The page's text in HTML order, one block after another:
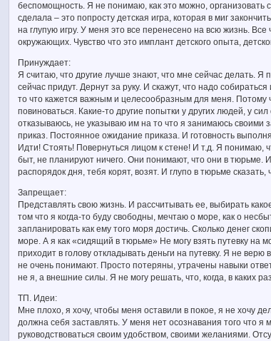
беспомощность. Я не понимаю, как это можно,
сделала – это попросту детская игра, которая в миг
на глупую игру. У меня это все перенесено на всю жизнь.
окружающих. Чувство что это имплант детского опыта,
Принуждает:
Я считаю, что другие лучше знают, что мне сейчас делать. Я
сейчас придут. Дернут за руку. И скажут, что надо
то что кажется важным и целесообразным для меня.
повиноваться. Какие-то другие попытки у других людей, у
отказываюсь, не указываю им на то что я занимаюсь своими
приказ. Постоянное ожидание приказа. И готовность
Идти! Стоять! Повернуться лицом к стене! И т.д. Я понимаю,
быт, не планируют ничего. Они понимают, что они в тюрьме.
распорядок дня, тебя корят, возят. И глупо в тюрьме
Запрещает:
Представлять свою жизнь. И рассчитывать ее, выбирать
том что я когда-то буду свободны, мечтаю о море, как о
запланировать как ему того моря достичь. Сколько денег
море. А я как «сидящий в тюрьме» Не могу взять путевку на
приходит в голову откладывать деньги на путевку. Я не
не очень понимают. Просто потеряны, утрачены навыки
не я, а внешние силы. Я не могу решать, что, когда, в каких
ТП. Идеи:
Мне плохо, я хочу, чтобы меня оставили в покое, я не хочу
должна себя заставлять. У меня нет осознавания того что
руководствоваться своим удобством, своими желаниями.